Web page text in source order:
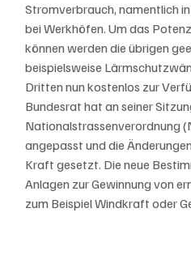
Stromverbrauch, namentlich
bei Werkhöfen. Um das
können werden die übrigen
beispielsweise
Dritten nun kostenlos zur
Bundesrat hat an seiner
Nationalstrassenverordnung
angepasst und die
Kraft gesetzt. Die neue
Anlagen zur Gewinnung von
zum Beispiel Windkraft oder